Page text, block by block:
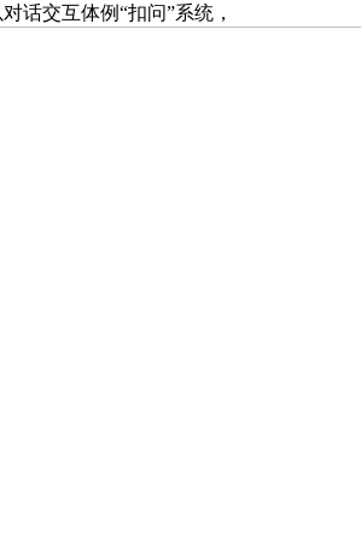
话交互体例“扣问”系统，